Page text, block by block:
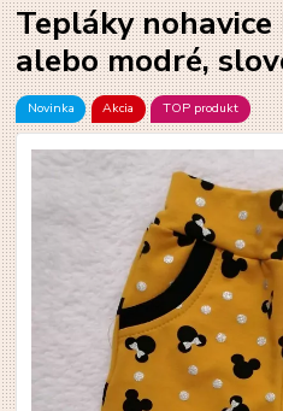
Tepláky
alebo modré,
Novinka Akcia TOP produkt